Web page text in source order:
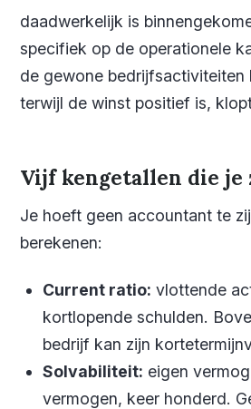
daadwerkelijk is
specifiek op de operationele
de gewone
terwijl de winst positief is,
Vijf kengetallen die
Je hoeft geen accountant te
berekenen:
Current ratio: vlottende
kortlopende schulden.
bedrijf kan zijn
Solvabiliteit: eigen
vermogen, keer honderd.